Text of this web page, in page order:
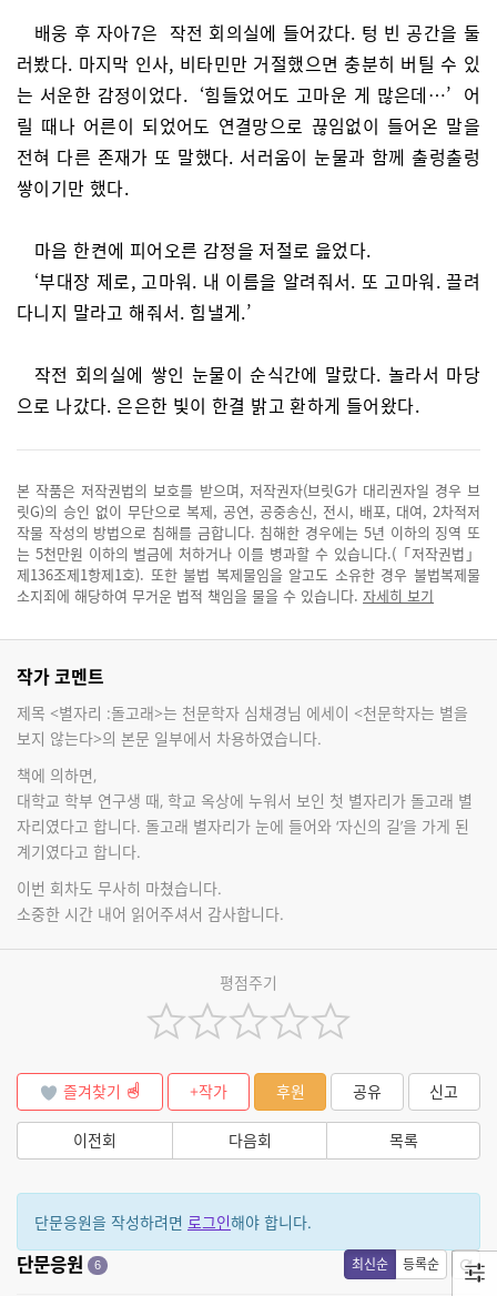
배웅 후 자아7은 작전 회의실에 들어갔다. 텅 빈 공간을 둘
러봤다. 마지막 인사, 비타민만 거절했으면 충분히 버틸 수 있
는 서운한 감정이었다. ‘힘들었어도 고마운 게 많은데…’ 어
릴 때나 어른이 되었어도 연결망으로 끊임없이 들어온 말을
전혀 다른 존재가 또 말했다. 서러움이 눈물과 함께 출렁출렁
쌓이기만 했다.
마음 한켠에 피어오른 감정을 저절로 읊었다.
‘부대장 제로, 고마워. 내 이름을 알려줘서. 또 고마워. 끌려
다니지 말라고 해줘서. 힘낼게.’
작전 회의실에 쌓인 눈물이 순식간에 말랐다. 놀라서 마당
으로 나갔다. 은은한 빛이 한결 밝고 환하게 들어왔다.
본 작품은 저작권법의 보호를 받으며, 저작권자(브릿G가 대리권자일 경우 브
릿G)의 승인 없이 무단으로 복제, 공연, 공중송신, 전시, 배포, 대여, 2차적저
작물 작성의 방법으로 침해를 금합니다. 침해한 경우에는 5년 이하의 징역 또
는 5천만원 이하의 벌금에 처하거나 이를 병과할 수 있습니다.(「저작권법」
제136조제1항제1호). 또한 불법 복제물임을 알고도 소유한 경우 불법복제물
소지죄에 해당하여 무거운 법적 책임을 물을 수 있습니다. 자세히 보기
작가 코멘트
제목 <별자리 :돌고래>는 천문학자 심채경님 에세이 <천문학자는 별을
보지 않는다>의 본문 일부에서 차용하였습니다.
책에 의하면,
대학교 학부 연구생 때, 학교 옥상에 누워서 보인 첫 별자리가 돌고래 별
자리였다고 합니다. 돌고래 별자리가 눈에 들어와 ‘자신의 길’을 가게 된
계기였다고 합니다.
이번 회차도 무사히 마쳤습니다.
소중한 시간 내어 읽어주셔서 감사합니다.
평점주기
즐겨찾기 +작가 후원 공유 신고
이전회 다음회 목록
단문응원을 작성하려면 로그인해야 합니다.
최신순 등록순
단문응원 6